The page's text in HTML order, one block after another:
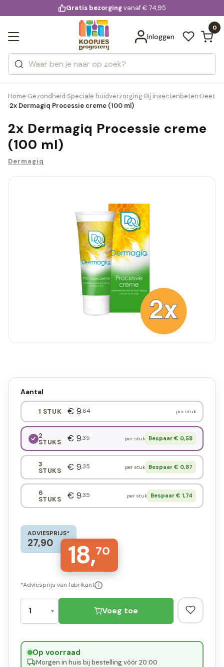
voor 20:00 uur besteld
Gratis bezorgingvanaf € 74,95
Inloggen
0
Zoeken
Categorieën
Merken
Bekijk alle resultaten
Home›Gezondheid›Speciale huidverzorging›Bij insectenbeten›Deet
›2x Dermagiq Processie creme (100 ml)
2x Dermagiq Processie creme
(100 ml)
Dermagiq
Aantal
1 STUK € 9,64 per stuk
2
STUKS € 9,35 per stuk Bespaar € 0,58
3
STUKS € 9,35 per stuk Bespaar € 0,87
6
STUKS € 9,35 per stuk Bespaar € 1,74
ADVIESPRIJS*
27,90 18,70
*Adviesprijs van fabrikant i
Voeg toe
Op voorraad·
Morgen in huis bij bestelling vóór 20:00